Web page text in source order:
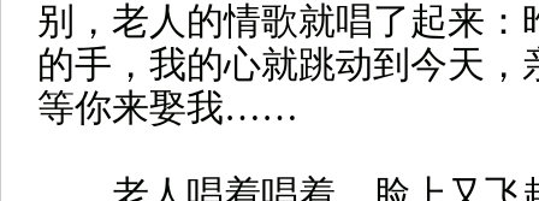
别，老人的情歌就唱了起来：
的手，我的心就跳动到今天，
等你来娶我……